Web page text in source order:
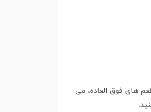
های فوق العاده، می